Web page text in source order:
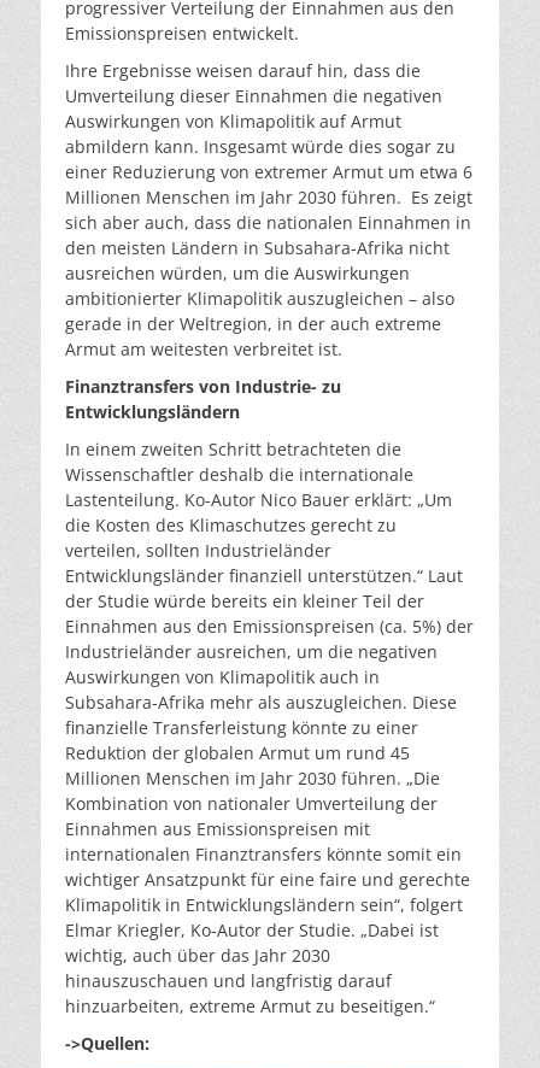
progressiver Verteilung der Einnahmen aus den
Emissionspreisen entwickelt.
Ihre Ergebnisse weisen darauf hin, dass die
Umverteilung dieser Einnahmen die negativen
Auswirkungen von Klimapolitik auf Armut
abmildern kann. Insgesamt würde dies sogar zu
einer Reduzierung von extremer Armut um etwa 6
Millionen Menschen im Jahr 2030 führen. Es zeigt
sich aber auch, dass die nationalen Einnahmen in
den meisten Ländern in Subsahara-Afrika nicht
ausreichen würden, um die Auswirkungen
ambitionierter Klimapolitik auszugleichen – also
gerade in der Weltregion, in der auch extreme
Armut am weitesten verbreitet ist.
Finanztransfers von Industrie- zu
Entwicklungsländern
In einem zweiten Schritt betrachteten die
Wissenschaftler deshalb die internationale
Lastenteilung. Ko-Autor Nico Bauer erklärt: „Um
die Kosten des Klimaschutzes gerecht zu
verteilen, sollten Industrieländer
Entwicklungsländer finanziell unterstützen.“ Laut
der Studie würde bereits ein kleiner Teil der
Einnahmen aus den Emissionspreisen (ca. 5%) der
Industrieländer ausreichen, um die negativen
Auswirkungen von Klimapolitik auch in
Subsahara-Afrika mehr als auszugleichen. Diese
finanzielle Transferleistung könnte zu einer
Reduktion der globalen Armut um rund 45
Millionen Menschen im Jahr 2030 führen. „Die
Kombination von nationaler Umverteilung der
Einnahmen aus Emissionspreisen mit
internationalen Finanztransfers könnte somit ein
wichtiger Ansatzpunkt für eine faire und gerechte
Klimapolitik in Entwicklungsländern sein“, folgert
Elmar Kriegler, Ko-Autor der Studie. „Dabei ist
wichtig, auch über das Jahr 2030
hinauszuschauen und langfristig darauf
hinzuarbeiten, extreme Armut zu beseitigen.“
->Quellen: